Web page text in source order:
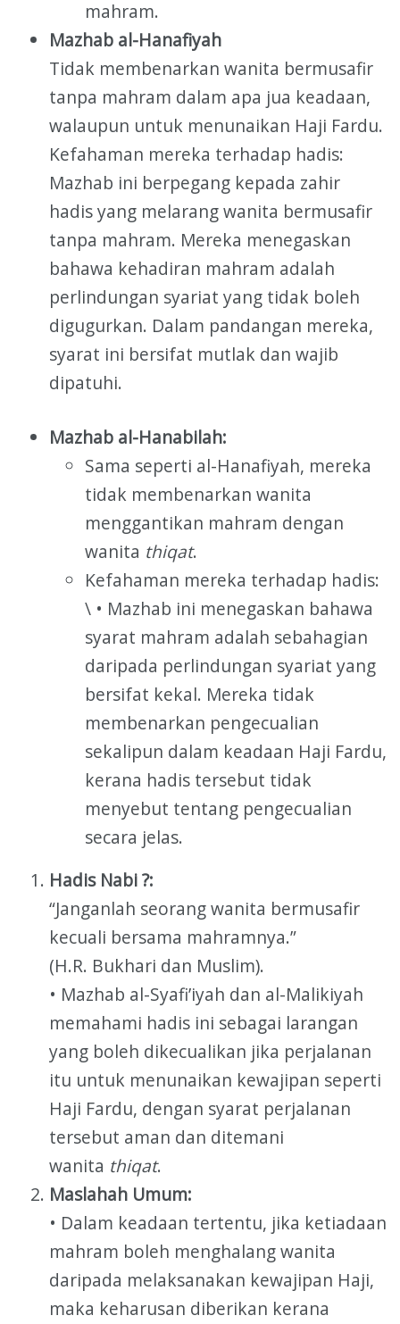
mahram.
Mazhab al-Hanafiyah
Tidak membenarkan wanita bermusafir
tanpa mahram dalam apa jua keadaan,
walaupun untuk menunaikan Haji Fardu.
Kefahaman mereka terhadap hadis:
Mazhab ini berpegang kepada zahir
hadis yang melarang wanita bermusafir
tanpa mahram. Mereka menegaskan
bahawa kehadiran mahram adalah
perlindungan syariat yang tidak boleh
digugurkan. Dalam pandangan mereka,
syarat ini bersifat mutlak dan wajib
dipatuhi.
Mazhab al-Hanabilah:
Sama seperti al-Hanafiyah, mereka
tidak membenarkan wanita
menggantikan mahram dengan
wanita thiqat.
Kefahaman mereka terhadap hadis:
\ • Mazhab ini menegaskan bahawa
syarat mahram adalah sebahagian
daripada perlindungan syariat yang
bersifat kekal. Mereka tidak
membenarkan pengecualian
sekalipun dalam keadaan Haji Fardu,
kerana hadis tersebut tidak
menyebut tentang pengecualian
secara jelas.
Hadis Nabi ?:
“Janganlah seorang wanita bermusafir
kecuali bersama mahramnya.”
(H.R. Bukhari dan Muslim).
• Mazhab al-Syafi’iyah dan al-Malikiyah
memahami hadis ini sebagai larangan
yang boleh dikecualikan jika perjalanan
itu untuk menunaikan kewajipan seperti
Haji Fardu, dengan syarat perjalanan
tersebut aman dan ditemani
wanita thiqat.
Maslahah Umum:
• Dalam keadaan tertentu, jika ketiadaan
mahram boleh menghalang wanita
daripada melaksanakan kewajipan Haji,
maka keharusan diberikan kerana